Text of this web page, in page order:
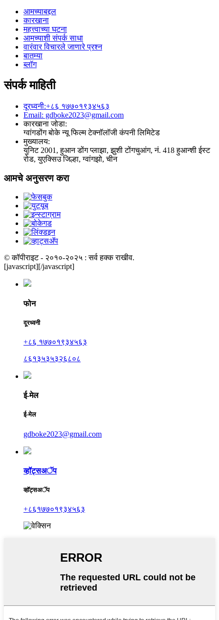
आमच्याबद्दल
कारखाना
महत्त्वाच्या घटना
आमच्याशी संपर्क साधा
वारंवार विचारले जाणारे प्रश्न
बातम्या
ब्लॉग
संपर्क माहिती
दूरध्वनी:+८६ १७७०१९३४५६३
Email: gdboke2023@gmail.com
कारखाना जोडा:
ग्वांगडोंग बोके न्यू फिल्म टेक्नॉलॉजी कंपनी लिमिटेड
मुख्यालय:
युनिट 2001, हुआन डोंग प्लाझा, झुशी टोंगचुआंग, नं. 418 हुआन्शी ईस्ट
रोड, युएक्सिउ जिल्हा, ग्वांगझो, चीन
आमचे अनुसरण करा
© कॉपीराइट - २०१०-२०२५ : सर्व हक्क राखीव.
[javascript][/javascript]
फोन
दूरध्वनी
+८६ १७७०१९३४५६३
८६१३५३५३२६८०८
ई-मेल
ई-मेल
gdboke2023@gmail.com
व्हॉट्सअॅप
व्हॉट्सअॅप
+८६१७७०१९३४५६३